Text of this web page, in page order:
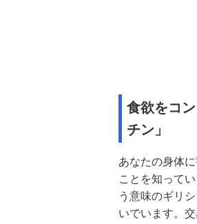
食欲をコ
チン」
あなたの身体
ことを知って
う意味のギリ
いでいます。